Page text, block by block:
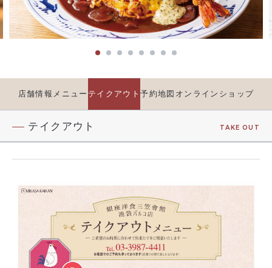
店舗情報 メニュー テイクアウト予約地図 オンラインショップ
テイクアウト TAKE OUT